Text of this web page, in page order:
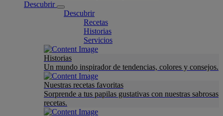
Descubrir
Descubrir
Recetas
Historias
Servicios
Historias
Un mundo inspirador de tendencias, colores y consejos.
Nuestras recetas favoritas
Sorprende a tus papilas gustativas con nuestras sabrosas
recetas.